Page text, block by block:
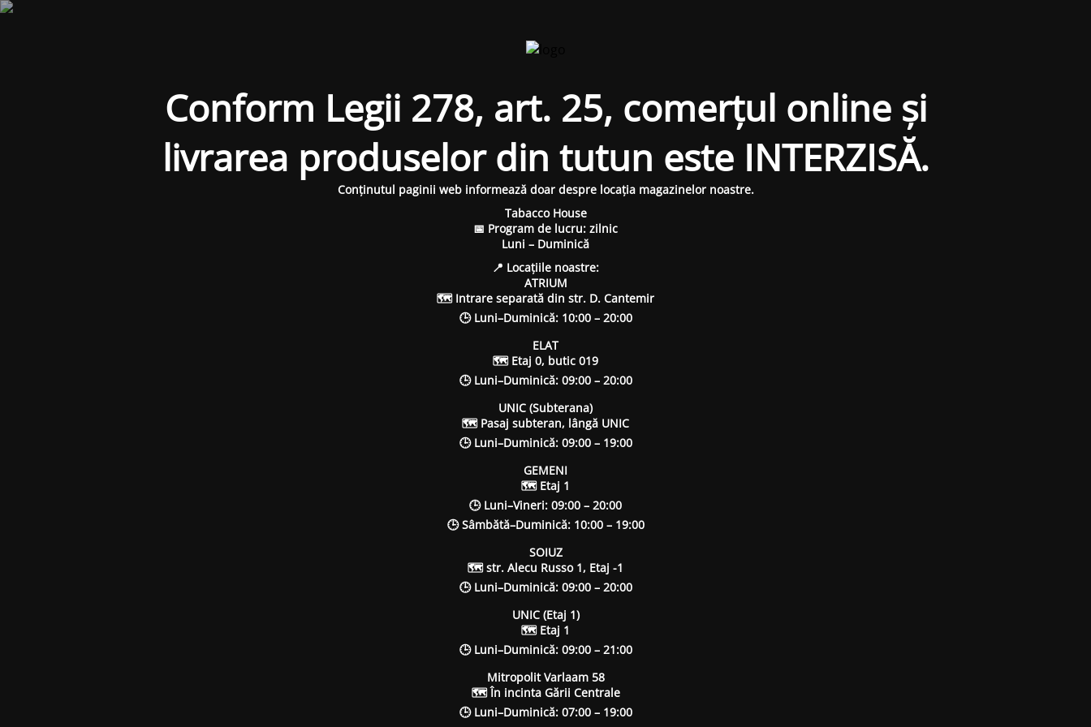
Conform Legii 278, art. 25, comerțul online și
livrarea produselor din tutun este INTERZISĂ.
Conținutul paginii web informează doar despre locația magazinelor noastre.
Tabacco House
📅 Program de lucru: zilnic
Luni – Duminică
📍 Locațiile noastre:
ATRIUM
🗺 Intrare separată din str. D. Cantemir
🕒 Luni–Duminică: 10:00 – 20:00
ELAT
🗺 Etaj 0, butic 019
🕒 Luni–Duminică: 09:00 – 20:00
UNIC (Subterana)
🗺 Pasaj subteran, lângă UNIC
🕒 Luni–Duminică: 09:00 – 19:00
GEMENI
🗺 Etaj 1
🕒 Luni–Vineri: 09:00 – 20:00
🕒 Sâmbătă–Duminică: 10:00 – 19:00
SOIUZ
🗺 str. Alecu Russo 1, Etaj -1
🕒 Luni–Duminică: 09:00 – 20:00
UNIC (Etaj 1)
🗺 Etaj 1
🕒 Luni–Duminică: 09:00 – 21:00
Mitropolit Varlaam 58
🗺 În incinta Gării Centrale
🕒 Luni–Duminică: 07:00 – 19:00